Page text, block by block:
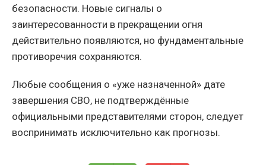
безопасности. Новые сигналы о
заинтересованности в прекращении огня
действительно появляются, но фундаментальные
противоречия сохраняются.
Любые сообщения о «уже назначенной» дате
завершения СВО, не подтверждённые
официальными представителями сторон, следует
воспринимать исключительно как прогнозы.